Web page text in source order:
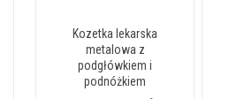
Kozetka lekarska
metalowa z
podgłówkiem i
podnóżkiem